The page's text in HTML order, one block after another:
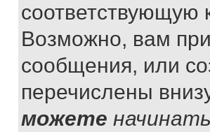
соответствующую
Возможно, вам
сообщения, или
перечислены
можете